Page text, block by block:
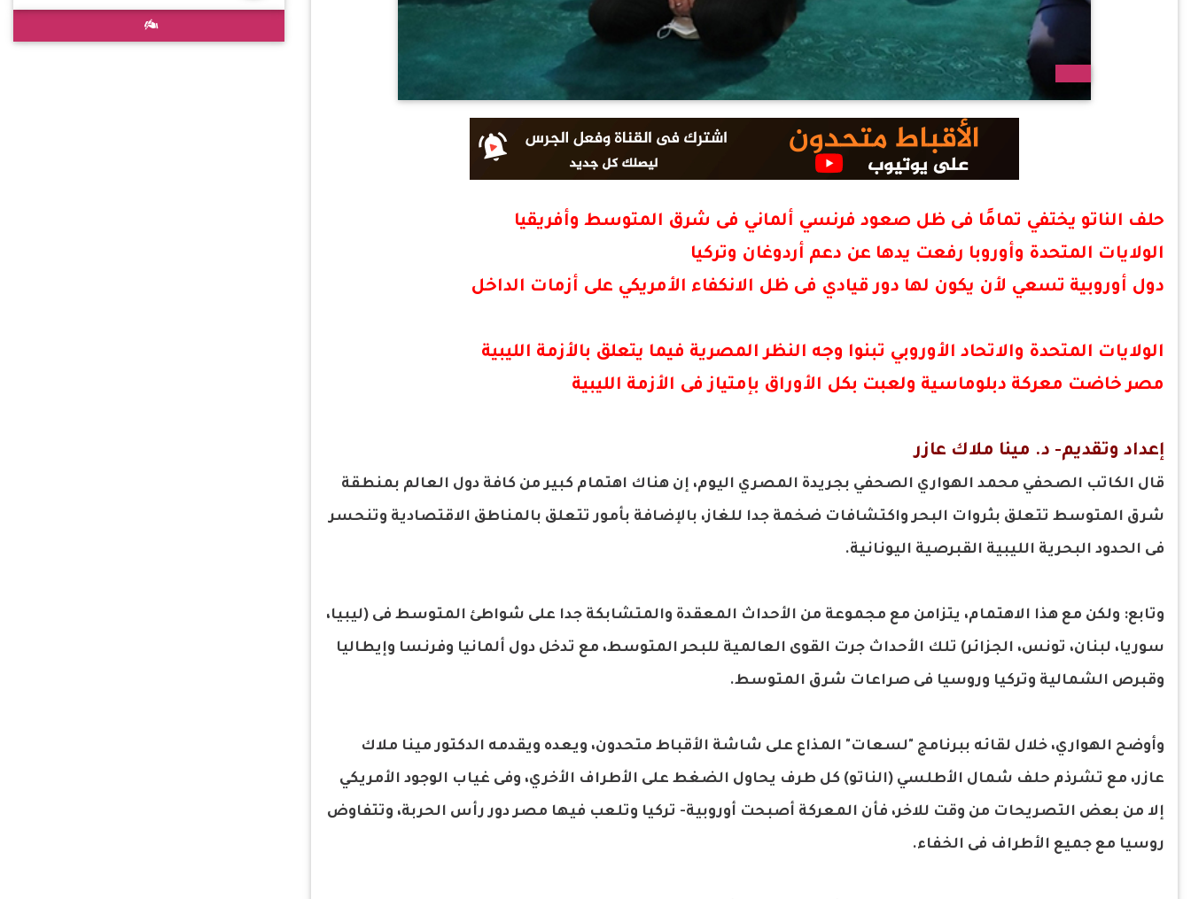
حلف الناتو يختفي تمامًا فى ظل صعود فرنسي ألماني فى شرق المتوسط وأفريقيا
الولايات المتحدة وأوروبا رفعت يدها عن دعم أردوغان وتركيا
دول أوروبية تسعي لأن يكون لها دور قيادي فى ظل الانكفاء الأمريكي على أزمات الداخل
الولايات المتحدة والاتحاد الأوروبي تبنوا وجه النظر المصرية فيما يتعلق بالأزمة الليبية
مصر خاضت معركة دبلوماسية ولعبت بكل الأوراق بإمتياز فى الأزمة الليبية
إعداد وتقديم- د. مينا ملاك عازر
قال الكاتب الصحفي محمد الهواري الصحفي بجريدة المصري اليوم، إن هناك اهتمام كبير من كافة دول العالم بمنطقة
شرق المتوسط تتعلق بثروات البحر واكتشافات ضخمة جدا للغاز، بالإضافة بأمور تتعلق بالمناطق الاقتصادية وتنحسر
فى الحدود البحرية الليبية القبرصية اليونانية.
وتابع: ولكن مع هذا الاهتمام، يتزامن مع مجموعة من الأحداث المعقدة والمتشابكة جدا على شواطئ المتوسط فى (ليبيا،
سوريا، لبنان، تونس، الجزائر) تلك الأحداث جرت القوى العالمية للبحر المتوسط، مع تدخل دول ألمانيا وفرنسا وإيطاليا
وقبرص الشمالية وتركيا وروسيا فى صراعات شرق المتوسط.
وأوضح الهواري، خلال لقائه ببرنامج "لسعات" المذاع على شاشة الأقباط متحدون، ويعده ويقدمه الدكتور مينا ملاك
عازر، مع تشرذم حلف شمال الأطلسي (الناتو) كل طرف يحاول الضغط على الأطراف الأخري، وفى غياب الوجود الأمريكي
إلا من بعض التصريحات من وقت للاخر، فأن المعركة أصبحت أوروبية- تركيا وتلعب فيها مصر دور رأس الحربة، وتتفاوض
روسيا مع جميع الأطراف فى الخفاء.